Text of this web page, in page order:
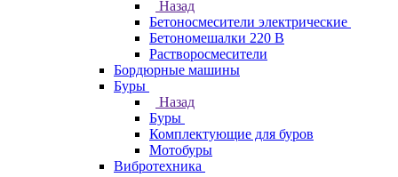
Назад
Бетоносмесители электрические
Бетономешалки 220 В
Растворосмесители
Бордюрные машины
Буры
Назад
Буры
Комплектующие для буров
Мотобуры
Вибротехника